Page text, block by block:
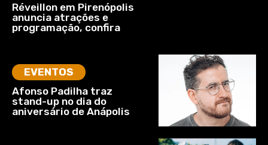
Réveillon em Pirenópolis
anuncia atrações e
programação, confira
EVENTOS
Afonso Padilha traz
stand-up no dia do
aniversário de Anápolis